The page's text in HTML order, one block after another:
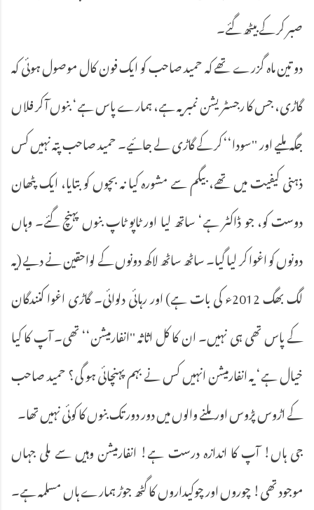
صبر کر کے بیٹھ گئے۔
دو تین ماہ گزرے تھے کہ حمید صاحب کو ایک فون کال موصول ہوئی کہ
گاڑی، جس کا رجسٹریشن نمبر یہ ہے، ہمارے پاس ہے‘ بنوں آ کر فلاں
جگہ ملیے اور ''سودا‘‘ کر کے گاڑی لے جائیے۔ حمید صاحب پتہ نہیں کس
ذہنی کیفیت میں تھے، بیگم سے مشورہ کیا نہ بچوں کو بتایا، ایک پٹھان
دوست کو، جو ڈاکٹر ہے‘ ساتھ لیا اور ٹاپو ٹاپ بنوں پہنچ گئے۔ وہاں
دونوں کو اغوا کر لیا گیا۔ ساٹھ ساٹھ لاکھ دونوں کے لواحقین نے دیے (یہ
لگ بھگ 2012ء کی بات ہے) اور رہائی دلوائی۔ گاڑی اغوا کنندگان
کے پاس تھی ہی نہیں۔ ان کا کل اثاثہ ''انفارمیشن‘‘ تھی۔ آپ کا کیا
خیال ہے‘ یہ انفارمیشن انہیں کس نے بہم پہنچائی ہو گی؟ حمید صاحب
کے اڑوس پڑوس اور ملنے والوں میں دور دور تک بنوں کا کوئی نہیں تھا۔
جی ہاں! آپ کا اندازہ درست ہے! انفارمیشن وہیں سے ملی جہاں
موجود تھی! چوروں اور چوکیداروں کا گٹھ جوڑ ہمارے ہاں مسلمہ ہے۔